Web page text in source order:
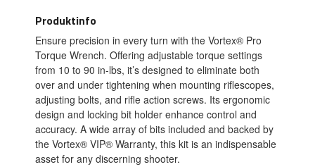
Produktinfo
Ensure precision in every turn with the Vortex® Pro
Torque Wrench. Offering adjustable torque settings
from 10 to 90 in-lbs, it’s designed to eliminate both
over and under tightening when mounting riflescopes,
adjusting bolts, and rifle action screws. Its ergonomic
design and locking bit holder enhance control and
accuracy. A wide array of bits included and backed by
the Vortex® VIP® Warranty, this kit is an indispensable
asset for any discerning shooter.